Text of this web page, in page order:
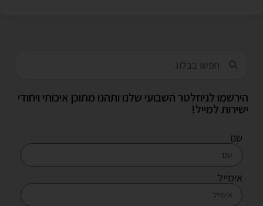
הירשמו לניוזלטר השבועי שלנו ותהנו מתוכן איכותי ויחודי
ישירות למייל!
שם
אימייל